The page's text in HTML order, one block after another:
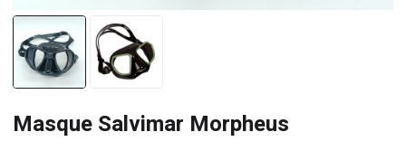
Masque Salvimar Morpheus